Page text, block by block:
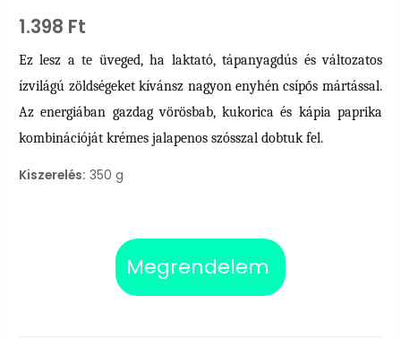
1.398 Ft
Ez lesz a te üveged, ha laktató, tápanyagdús és változatos
ízvilágú zöldségeket kívánsz nagyon enyhén csípős mártással.
Az energiában gazdag vörösbab, kukorica és kápia paprika
kombinációját krémes jalapenos szósszal dobtuk fel.
Kiszerelés: 350 g
Megrendelem